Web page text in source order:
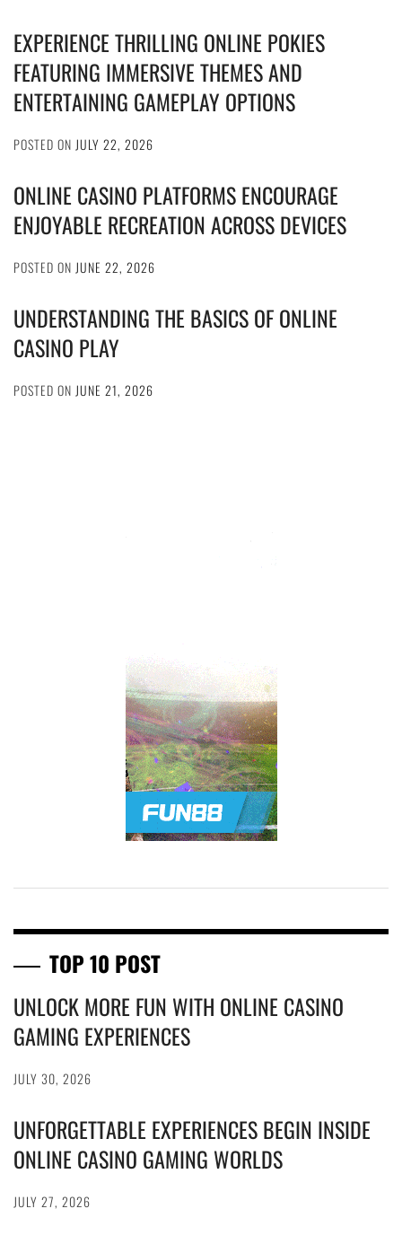
EXPERIENCE THRILLING ONLINE POKIES
FEATURING IMMERSIVE THEMES AND
ENTERTAINING GAMEPLAY OPTIONS
POSTED ON JULY 22, 2026
ONLINE CASINO PLATFORMS ENCOURAGE
ENJOYABLE RECREATION ACROSS DEVICES
POSTED ON JUNE 22, 2026
UNDERSTANDING THE BASICS OF ONLINE
CASINO PLAY
POSTED ON JUNE 21, 2026
TOP 10 POST
UNLOCK MORE FUN WITH ONLINE CASINO
GAMING EXPERIENCES
JULY 30, 2026
UNFORGETTABLE EXPERIENCES BEGIN INSIDE
ONLINE CASINO GAMING WORLDS
JULY 27, 2026